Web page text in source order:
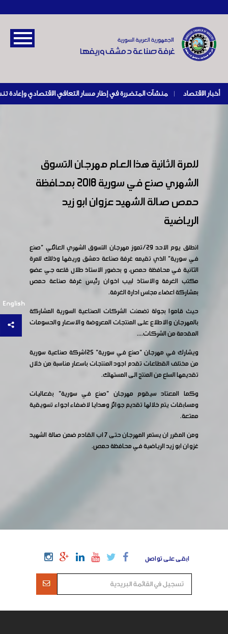
أخبار الاقتصاد |
English
للمرة الثانية هذا العام مهرجان التسوق
الشهري صنع في سورية 2018 بمحافظة
حمص صالة الشهيد عزوان ابو زيد
الرياضية
انطلق يوم الاحد 29/تموز مهرجان التسوق الشهري العائلي "صنع
في سورية" الذي تقيمه غرفة صناعة دمشق وريفها وذللك للمرة
الثانية في محافظة حمص، و بحضور الاستاذ طلال قلعه جي عضو
مكتب الغرفة والاستاذ لبيب اخوان رئيس غرفة صناعة حمص
بمشاركة اعضاء مجلس ادارة الغرفة.
حيث قاموا بجولة تضمنت الشركات الصناعية السورية المشاركة
بالمهرجان والاطلاع على المنتجات المعروضة والاسعار والحسومات
المقدمة من الشركات....
ويشارك في مهرجان "صنع في سورية" 125شركة صناعية سورية
من مختلف القطاعات تقدم اجود المنتجات باسعار مناسبة من خلال
تقديمها السلع من المنتج الى المستهلك.
وكما المعتاد سيقوم مهرجان "صنع في سورية" بفعاليات
ومسابقات يتم خلالها تقديم جوائز وهدايا لاضفاء اجواء تسويقية
ممتعة.
ومن المقرر ان يستمر المهرجان حتى 7 اب القادم ضمن صالة الشهيد
غزوان ابو زيد الرياضية في محافظة حمص.
ابقى على تواصل